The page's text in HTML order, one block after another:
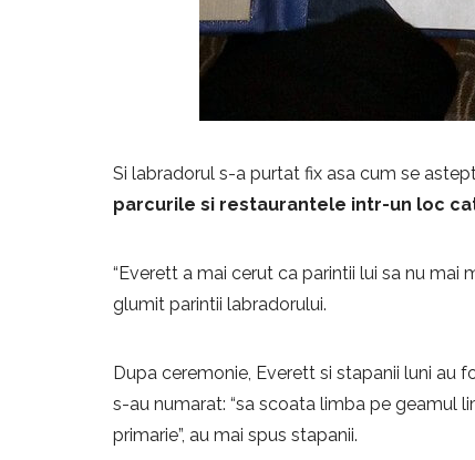
Si labradorul s-a purtat fix asa cum se
parcurile si restaurantele intr-un loc
“Everett a mai cerut ca parintii lui sa nu mai
glumit parintii labradorului.
Dupa ceremonie, Everett si stapanii luni au
s-au numarat: “sa scoata limba pe geamul
primarie”, au mai spus stapanii.